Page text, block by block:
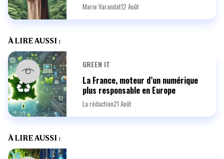
Marie Varandat12 Août
À LIRE AUSSI :
GREEN IT
La France, moteur d’un numérique
plus responsable en Europe
La rédaction21 Août
À LIRE AUSSI :